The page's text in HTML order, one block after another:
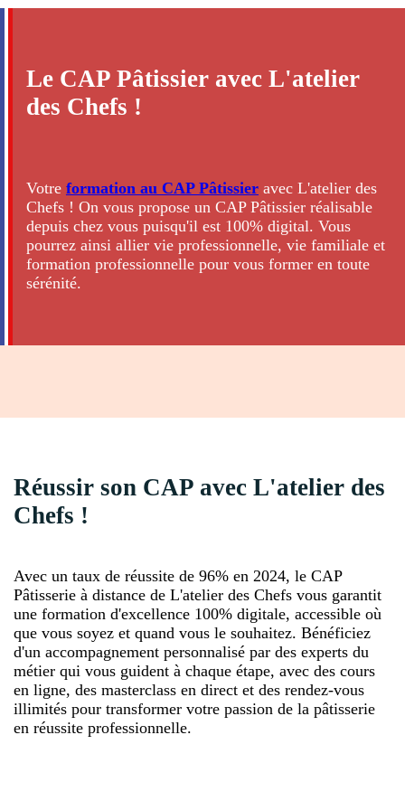
Le CAP Pâtissier avec L'atelier
des Chefs !
Votre formation au CAP Pâtissieravec L'atelier des
Chefs ! On vous propose un CAP Pâtissier réalisable
depuis chez vous puisqu'il est 100% digital. Vous
pourrez ainsi allier vie professionnelle, vie familiale et
formation professionnelle pour vous former en toute
sérénité.
Réussir son CAP avec L'atelier des
Chefs !
Avec un taux de réussite de 96% en 2024, le CAP
Pâtisserie à distance de L'atelier des Chefs vous garantit
une formation d'excellence 100% digitale, accessible où
que vous soyez et quand vous le souhaitez. Bénéficiez
d'un accompagnement personnalisé par des experts du
métier qui vous guident à chaque étape, avec des cours
en ligne, des masterclass en direct et des rendez-vous
illimités pour transformer votre passion de la pâtisserie
en réussite professionnelle.